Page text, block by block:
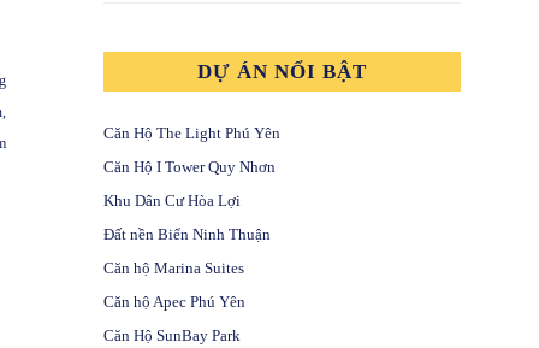
,
DỰ ÁN NỔI BẬT
Căn Hộ The Light Phú Yên
Căn Hộ I Tower Quy Nhơn
Khu Dân Cư Hòa Lợi
Đất nền Biển Ninh Thuận
Căn hộ Marina Suites
Căn hộ Apec Phú Yên
Căn Hộ SunBay Park